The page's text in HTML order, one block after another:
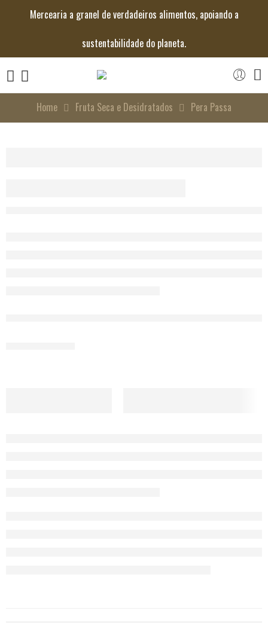
Mercearia a granel de verdadeiros alimentos, apoiando a
sustentabilidade do planeta.
Home Fruta Seca e Desidratados Pera Passa